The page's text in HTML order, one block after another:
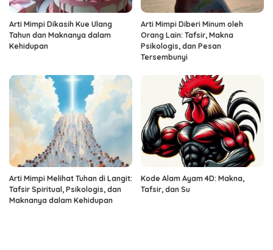
Arti Mimpi Dikasih Kue Ulang
Tahun dan Maknanya dalam
Kehidupan
Arti Mimpi Diberi Minum oleh
Orang Lain: Tafsir, Makna
Psikologis, dan Pesan
Tersembunyi
Arti Mimpi Melihat Tuhan di Langit:
Tafsir Spiritual, Psikologis, dan
Maknanya dalam Kehidupan
Kode Alam Ayam 4D: Makna,
Tafsir, dan Su